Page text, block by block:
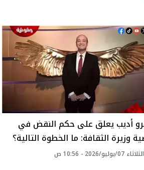
أديب يعلق على حكم النقض في
وزيرة الثقافة: ما الخطوة التالية؟
07/يوليو/2026 - 10:56 ص